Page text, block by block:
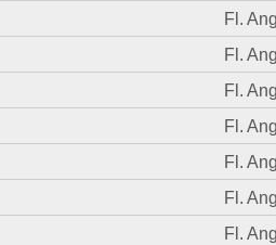
Fl.
Fl.
Fl.
Fl.
Fl.
Fl.
Fl.